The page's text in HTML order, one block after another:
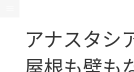
アナスタシ
屋根も壁も